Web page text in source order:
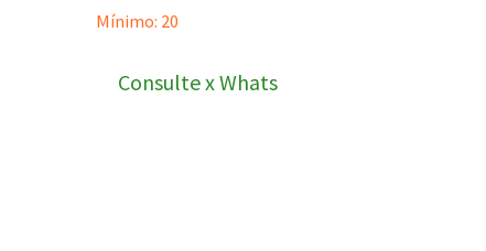
Mínimo: 20
Consulte x Whats